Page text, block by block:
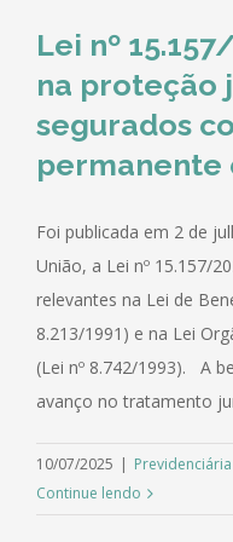
Lei nº
na proteção
segurados
Foi publicada em 2 de
União, a Lei nº 15.157/
relevantes na Lei de
8.213/1991) e na Lei
(Lei nº 8.742/1993). A
avanço no tratamento
10/07/2025 | Previdenciária
Continue lendo